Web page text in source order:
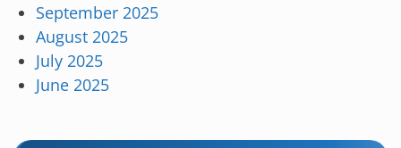
September 2025
August 2025
July 2025
June 2025